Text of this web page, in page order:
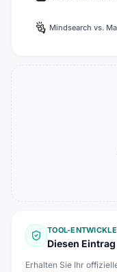
Mindsearch vs.
TOOL-
Diesen
Erhalten Sie Ihr